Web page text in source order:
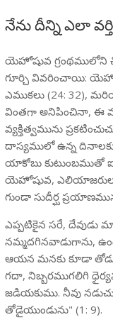
నేను దీన్ని ఎలా
యెహోషువ గ్రంథములోని
గూర్చి వివరించాయి:
ఎముకలు (24: 32),
వింతగా అనిపించినా, ఈ
వ్యక్తిత్వమును
దాస్యములో ఉన్న
యాకోబు కుటుంబముతో
యెహోషువ,
గుండా సుదీర్ఘ
ఎప్పటికైన సరే, దేవుడు
నమ్మదగినవాడుగాను,
ఆయన మనకు కూడా
గదా, నిబ్బరముగలిగి
జడియకుము. నీవు
తోడైయుండును" (1: 9).